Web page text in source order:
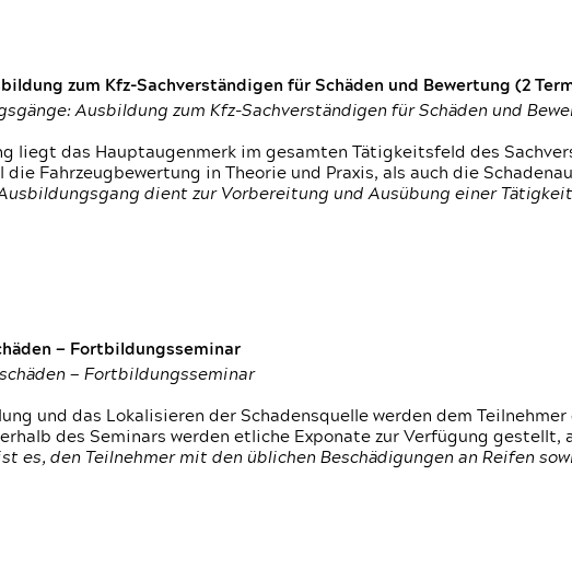
zum Kfz-Sachverständigen für Schäden und Bewertung (2
Ausbildung zum Kfz-Sachverständigen für Schäden und
liegt das Hauptaugenmerk im gesamten Tätigkeitsfeld des
Fahrzeugbewertung in Theorie und Praxis, als auch die
dient zur Vorbereitung und Ausübung einer
— Fortbildungsseminar
— Fortbildungsseminar
und das Lokalisieren der Schadensquelle werden dem
des Seminars werden etliche Exponate zur Verfügung gestellt,
es, den Teilnehmer mit den üblichen Beschädigungen an Reifen